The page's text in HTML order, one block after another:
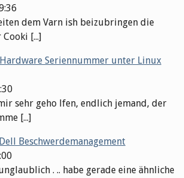
dem Varn ish beizubringen die
[...]
Hardware Seriennummer unter Linux
sehr geho lfen, endlich jemand, der
[...]
Dell Beschwerdemanagement
. .. habe gerade eine ähnliche